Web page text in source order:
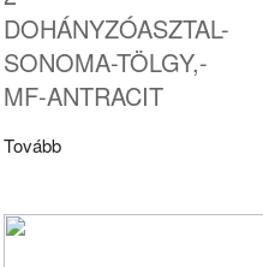
DOHÁNYZÓASZTAL-
SONOMA-TÖLGY,-
MF-ANTRACIT
Tovább